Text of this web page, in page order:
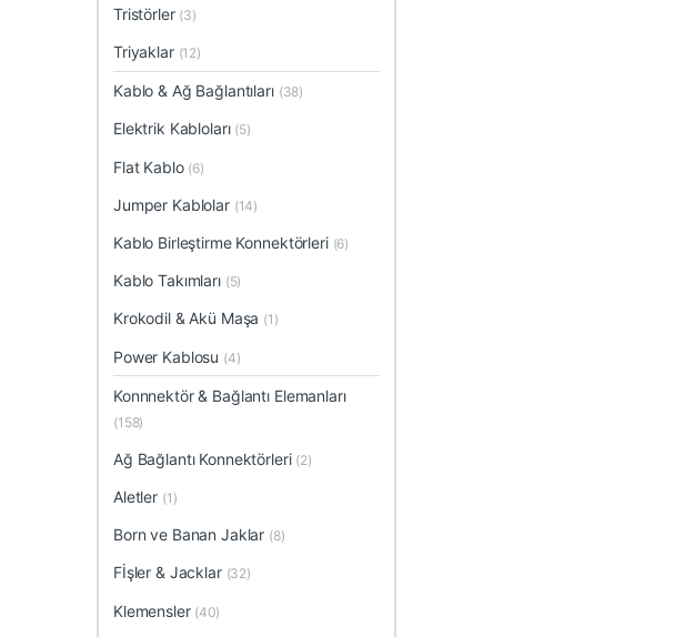
Tristörler (3)
Triyaklar (12)
Kablo & Ağ Bağlantıları (38)
Elektrik Kabloları (5)
Flat Kablo (6)
Jumper Kablolar (14)
Kablo Birleştirme Konnektörleri (6)
Kablo Takımları (5)
Krokodil & Akü Maşa (1)
Power Kablosu (4)
Konnnektör & Bağlantı Elemanları
(158)
Ağ Bağlantı Konnektörleri (2)
Aletler (1)
Born ve Banan Jaklar (8)
Fİşler & Jacklar (32)
Klemensler (40)